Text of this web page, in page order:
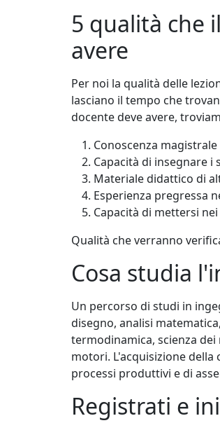
5 qualità che
avere
Per noi la qualità delle
lasciano il tempo che
docente deve avere,
Conoscenza
Capacità di insegnare
Materiale didattico di
Esperienza pregressa
Capacità di mettersi
Qualità che verranno
Cosa studia
Un percorso di studi in
disegno, analisi
termodinamica, scienza
motori. L'acquisizione
processi produttivi e di
Registrati e